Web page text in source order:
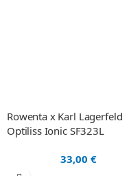
Rowenta x Karl Lagerfeld
Optiliss Ionic SF323L
33,00 €